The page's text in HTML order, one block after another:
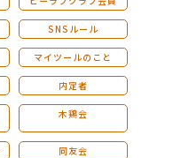
SNSルール
マイツールのこと
内定者
木鶏会
同友会